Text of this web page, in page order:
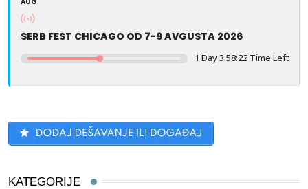
SERB FEST CHICAGO OD 7-9 AVGUSTA 2026
1 Day 3:58:22 Time Left
KATEGORIJE